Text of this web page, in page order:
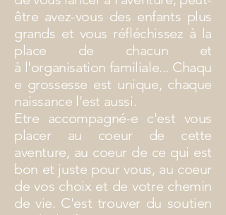
être avez-vous des enfants plus
grands et vous réfléchissez à la
place de chacun et
à l'organisation familiale... Chaqu
e grossesse est unique, chaque
naissance l'est aussi.
Etre accompagné-e c'est vous
placer au coeur de cette
aventure, au coeur de ce qui est
bon et juste pour vous, au coeur
de vos choix et de votre chemin
de vie. C'est trouver du soutien